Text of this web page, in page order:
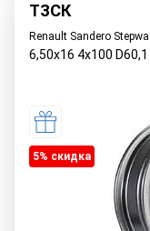
ТЗСК
Renault Sandero
6,50x16 4x100
5% cкидка